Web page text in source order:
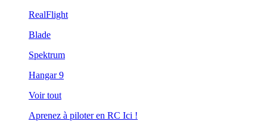
RealFlight
Blade
Spektrum
Hangar 9
Voir tout
Aprenez à piloter en RC Ici !